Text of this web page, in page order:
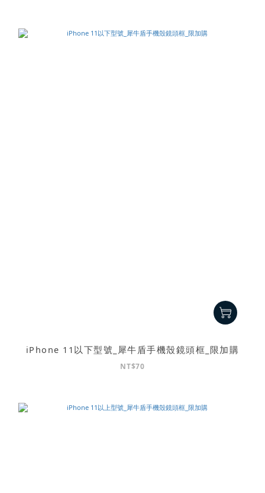
iPhone 11以下型號_犀牛盾手機殼鏡頭框_限加購
NT$70